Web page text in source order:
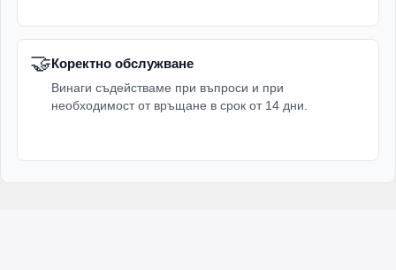
🤝Коректно обслужване
Винаги съдействаме при въпроси и при
необходимост от връщане в срок от 14 дни.